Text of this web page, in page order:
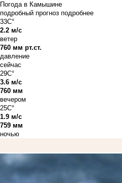
Погода в Камышине
подробный прогноз подробнее
33C°
2.2 м/с
ветер
760 мм рт.ст.
давление
сейчас
29C°
3.6 м/с
760 мм
вечером
25C°
1.9 м/с
759 мм
ночью